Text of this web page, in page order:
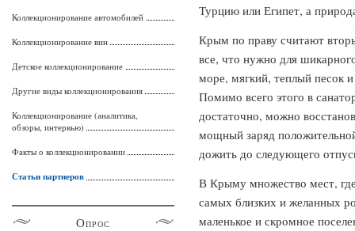
Турцию или Египет, а
Крым по праву считают
все, что нужно для
море, мягкий, теплый песок
Помимо всего этого в
достаточно, можно
мощный заряд
дожить до следующего
В Крыму множество мест,
самых близких и желанных
маленькое и скромное
Коллекционирование автомобилей
Коллекционирование вин
Детское коллекционирование
Другие виды коллекционирования
Коллекционирование (аналитика,
обзоры, интервью)
Факты о коллекционировании
Статьи партнеров
Опрос